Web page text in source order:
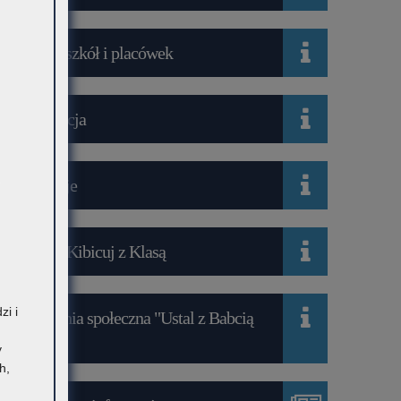
Wykaz szkół i placówek
Rekrutacja
Mediacje
Projekt Kibicuj z Klasą
Kampania społeczna "Ustal z Babcią
i